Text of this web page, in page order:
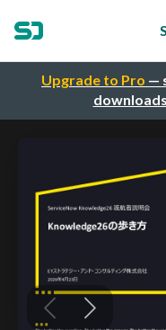
Upgrade to Pro —